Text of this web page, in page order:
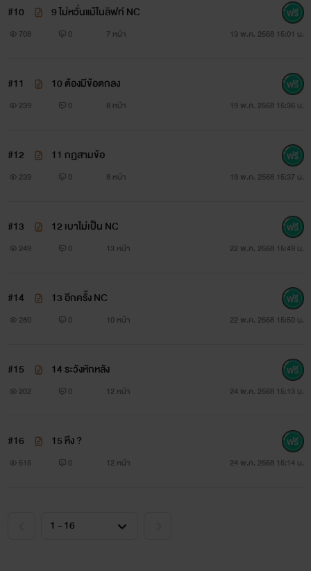
#10 9 ไม่หวั่นแม้ในลิฟท์ NC
708 0 7 หน้า 13 พ.ค. 2568 15:01 น.
#11 10 ต้องมีข้อตกลง
239 0 8 หน้า 19 พ.ค. 2568 15:36 น.
#12 11 กฏสามข้อ
239 0 8 หน้า 19 พ.ค. 2568 15:37 น.
#13 12 เบาไม่เป็น NC
249 0 13 หน้า 22 พ.ค. 2568 15:49 น.
#14 13 อีกครั้ง NC
280 0 10 หน้า 22 พ.ค. 2568 15:50 น.
#15 14 ระวังหักหลัง
202 0 12 หน้า 24 พ.ค. 2568 15:13 น.
#16 15 หึง ?
515 0 12 หน้า 24 พ.ค. 2568 15:14 น.